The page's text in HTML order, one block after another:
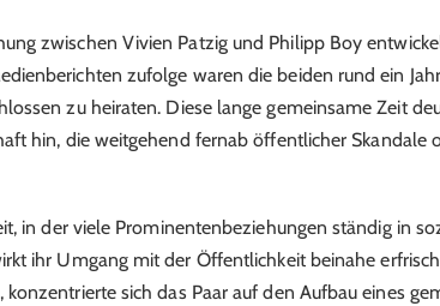
zwischen Vivien Patzig und Philipp Boy
zufolge waren die beiden rund ein
zu heiraten. Diese lange gemeinsame Zeit
hin, die weitgehend fernab öffentlicher Skandale
in der viele Prominentenbeziehungen ständig in
ihr Umgang mit der Öffentlichkeit beinahe
konzentrierte sich das Paar auf den Aufbau eines